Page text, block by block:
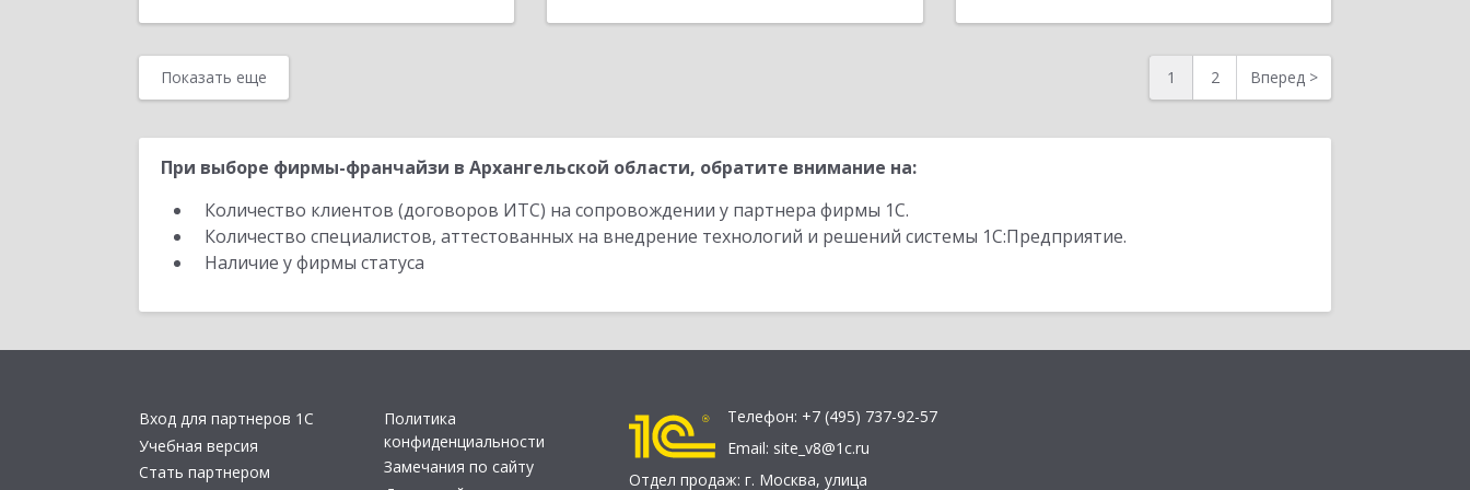
Показать еще 1 2 Вперед >
При выборе фирмы-франчайзи в Архангельской области, обратите внимание на:
Количество клиентов (договоров ИТС) на сопровождении у партнера фирмы 1С.
Количество специалистов, аттестованных на внедрение технологий и решений системы 1С:Предприятие.
Наличие у фирмы статуса
Вход для партнеров 1С
Учебная версия
Стать партнером
Политика
конфиденциальности
Замечания по сайту
Телефон: +7 (495) 737-92-57
Email: site_v8@1c.ru
Отдел продаж: г. Москва, улица